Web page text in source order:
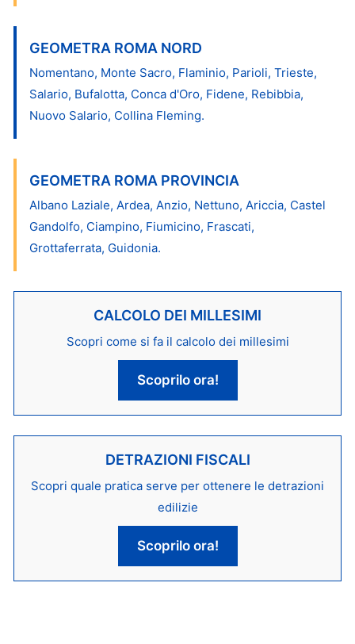
GEOMETRA ROMA NORD
Nomentano, Monte Sacro, Flaminio, Parioli, Trieste,
Salario, Bufalotta, Conca d'Oro, Fidene, Rebibbia,
Nuovo Salario, Collina Fleming.
GEOMETRA ROMA PROVINCIA
Albano Laziale, Ardea, Anzio, Nettuno, Ariccia, Castel
Gandolfo, Ciampino, Fiumicino, Frascati,
Grottaferrata, Guidonia.
CALCOLO DEI MILLESIMI
Scopri come si fa il calcolo dei millesimi
Scoprilo ora!
DETRAZIONI FISCALI
Scopri quale pratica serve per ottenere le detrazioni
edilizie
Scoprilo ora!